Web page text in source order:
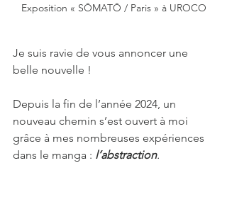
Exposition « SŌMATŌ / Paris » à UROCO
Je suis ravie de vous annoncer une
belle nouvelle !
Depuis la fin de l’année 2024, un
nouveau chemin s’est ouvert à moi
grâce à mes nombreuses expériences
dans le manga : l’abstraction.